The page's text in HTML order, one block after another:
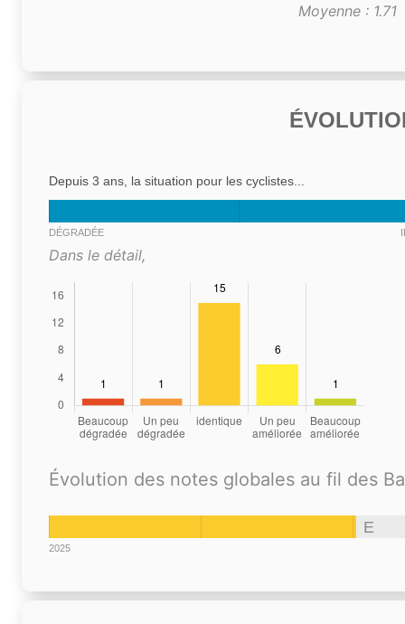
Moyenne : 1.71
Depuis 3 ans, la situation pour les cyclistes...
DÉGRADÉE
Dans le détail,
Évolution des notes globales au fil des
E
2025